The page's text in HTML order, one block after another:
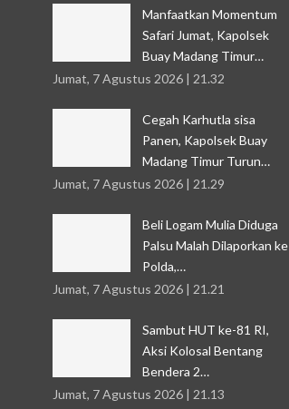
Manfaatkan Momentum
Safari Jumat, Kapolsek
Buay Madang Timur…
Jumat, 7 Agustus 2026 | 21.32
Cegah Karhutla sisa
Panen, Kapolsek Buay
Madang Timur Turun…
Jumat, 7 Agustus 2026 | 21.29
Beli Logam Mulia Diduga
Palsu Malah Dilaporkan ke
Polda,…
Jumat, 7 Agustus 2026 | 21.21
Sambut HUT ke-81 RI,
Aksi Kolosal Bentang
Bendera 2…
Jumat, 7 Agustus 2026 | 21.13